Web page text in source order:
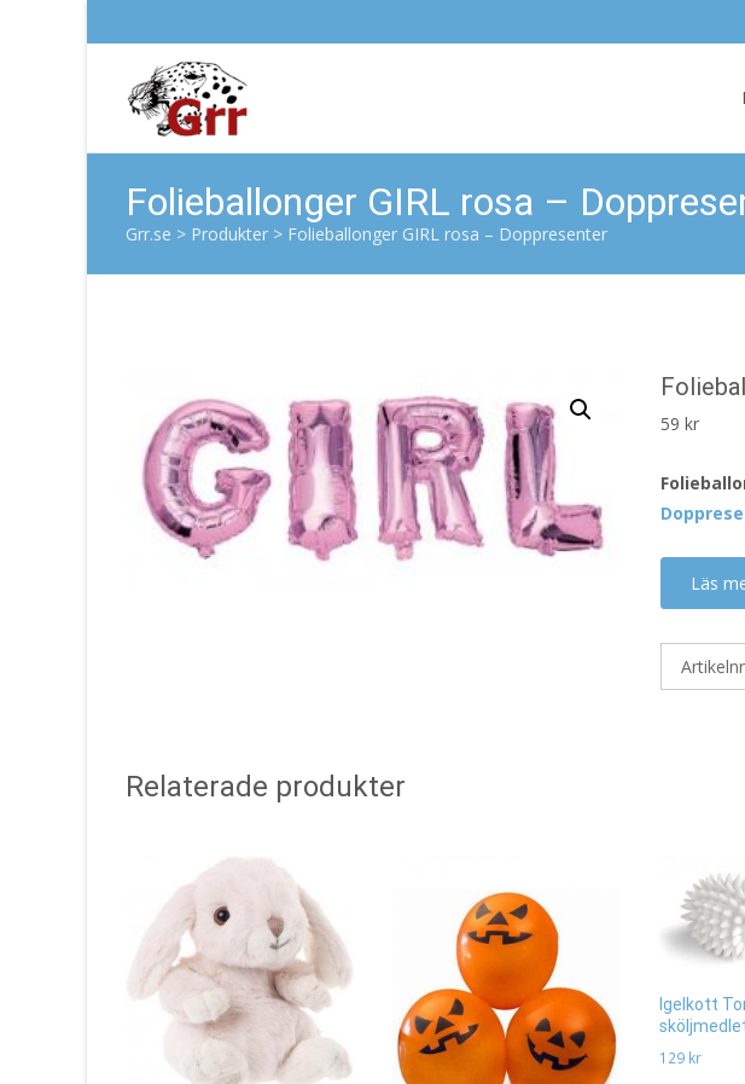
Folieballonger GIRL rosa –
Grr.se > Produkter > Folieballonger GIRL rosa – Doppresenter
59kr
Läs
Relaterade produkter
Igelkott
129 kr